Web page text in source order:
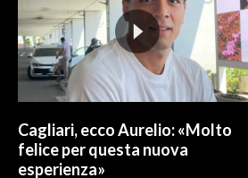
ANNUNCI
NECROLOGI
PUBBLICITÀ
SPIAGGE
Cagliari, ecco Aurelio: «Molto
felice per questa nuova
esperienza»